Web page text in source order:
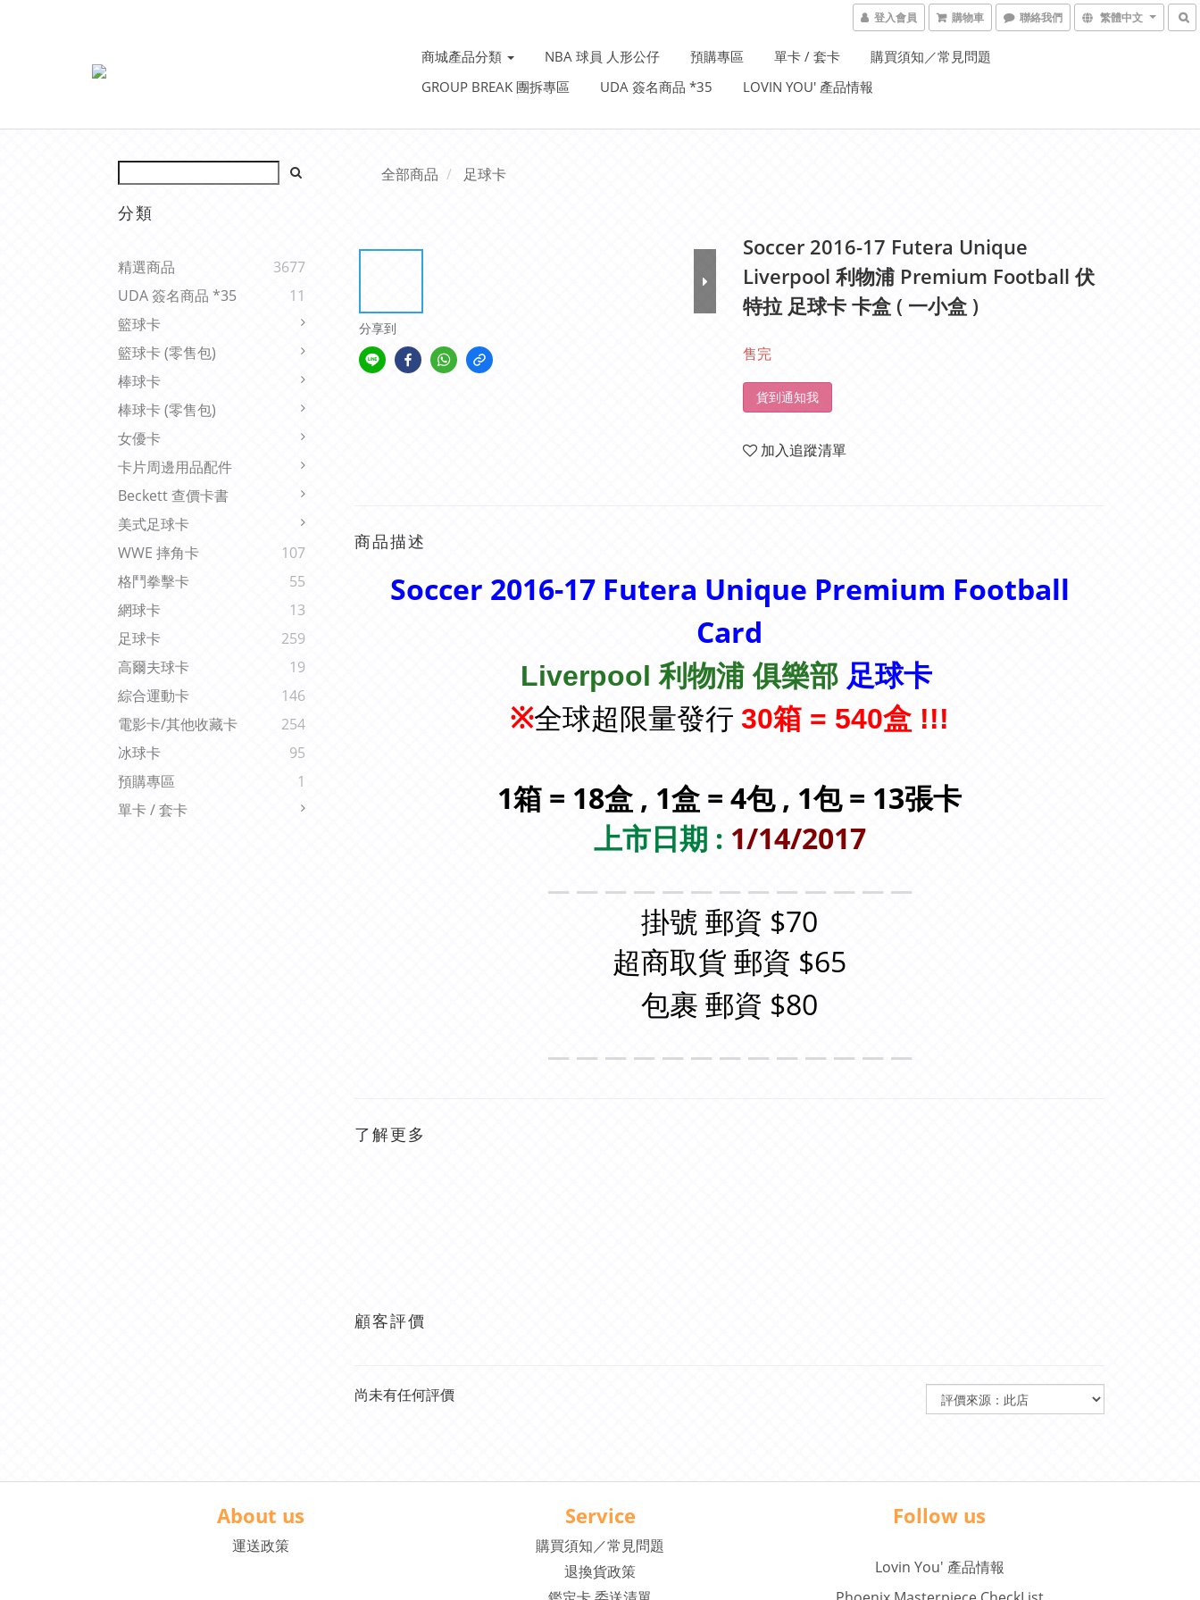
登入會員 購物車 聯絡我們 繁體中文
商城產品分類 NBA 球員 人形公仔 預購專區 單卡 / 套卡
購買須知／常見問題
GROUP BREAK 團拆專區
UDA 簽名商品 *35 LOVIN YOU' 產品情報
分類
精選商品
3677
UDA 簽名商品 *35
11
籃球卡
籃球卡 (零售包)
棒球卡
棒球卡 (零售包)
女優卡
卡片周邊用品配件
Beckett 查價卡書
美式足球卡
WWE 摔角卡
107
格鬥拳擊卡
55
網球卡
13
足球卡
259
高爾夫球卡
19
綜合運動卡
146
電影卡/其他收藏卡
254
冰球卡
95
預購專區
1
單卡 / 套卡
全部商品 足球卡
分享到
Soccer 2016-17 Futera Unique
Liverpool 利物浦 Premium Football 伏
特拉 足球卡 卡盒 ( 一小盒 )
售完
貨到通知我
加入追蹤清單
商品描述
Soccer 2016-17 Futera Unique Premium Football
Card
Liverpool 利物浦 俱樂部 足球卡
※全球超限量發行 30箱 = 540盒 !!!
1箱 = 18盒 , 1盒 = 4包 , 1包 = 13張卡
上市日期 : 1/14/2017
掛號 郵資 $70
超商取貨 郵資 $65
包裹 郵資 $80
了解更多
顧客評價
尚未有任何評價
About us
運送政策
Service
購買須知／常見問題
退換貨政策
Follow us
Lovin You' 產品情報